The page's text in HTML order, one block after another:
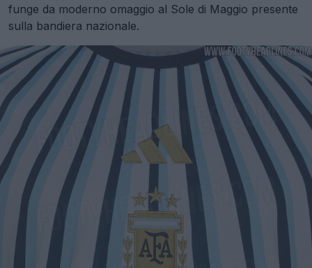
funge da moderno omaggio al Sole di Maggio presente
sulla bandiera nazionale.